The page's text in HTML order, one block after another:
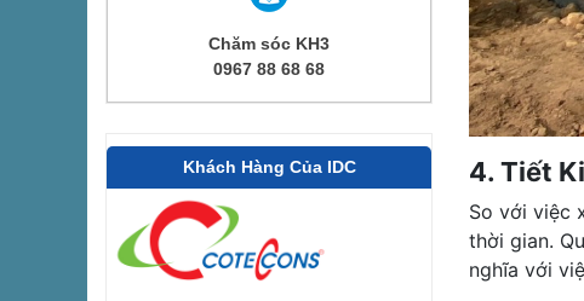
Chăm sóc KH3
0967 88 68 68
Khách Hàng Của IDC 4. Tiết
So với việc
thời gian.
nghĩa với